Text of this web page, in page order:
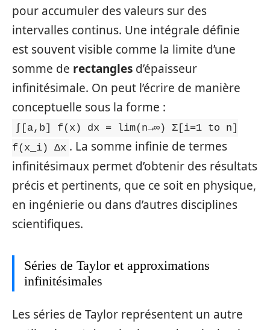
pour accumuler des valeurs sur des
intervalles continus. Une intégrale définie
est souvent visible comme la limite d’une
somme de rectangles d’épaisseur
infinitésimale. On peut l’écrire de manière
conceptuelle sous la forme :
∫[a,b] f(x) dx = lim(n→∞) Σ[i=1 to n]
f(x_i) Δx . La somme infinie de termes
infinitésimaux permet d’obtenir des résultats
précis et pertinents, que ce soit en physique,
en ingénierie ou dans d’autres disciplines
scientifiques.
Séries de Taylor et approximations
infinitésimales
Les séries de Taylor représentent un autre